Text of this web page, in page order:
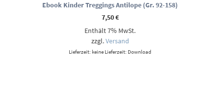
Ebook Kinder Treggings Antilope (Gr. 92-158)
7,50€
Enthält 7% MwSt.
zzgl.Versand
Lieferzeit: keine Lieferzeit: Download